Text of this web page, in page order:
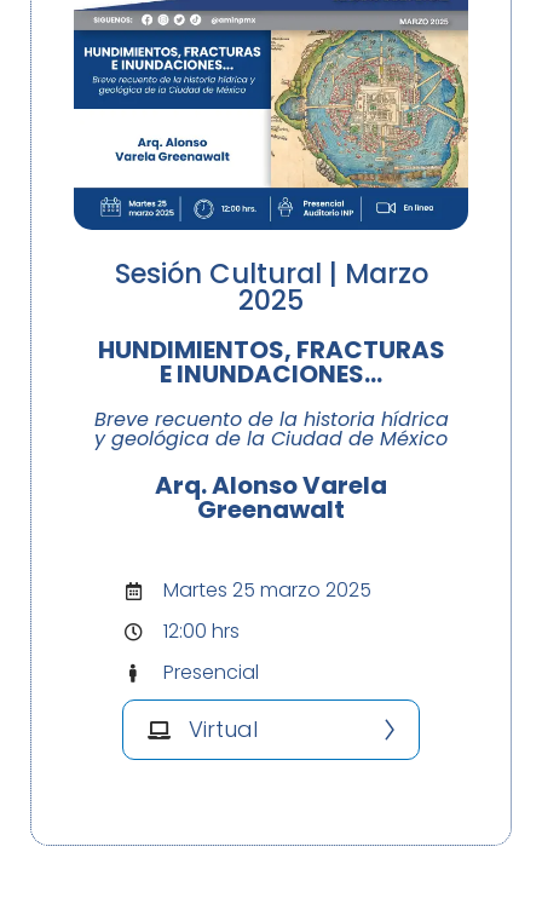
Sesión Cultural | Marzo
2025
HUNDIMIENTOS, FRACTURAS
E INUNDACIONES...
Breve recuento de la historia hídrica
y geológica de la Ciudad de México
Arq. Alonso Varela
Greenawalt
Martes 25 marzo 2025
12:00 hrs
Presencial
Virtual